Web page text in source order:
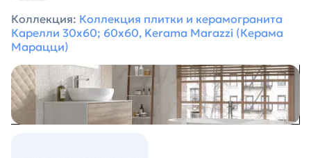
Коллекция: Коллекция плитки и керамогранита
Карелли 30х60; 60x60, Kerama Marazzi (Керама
Марацци)